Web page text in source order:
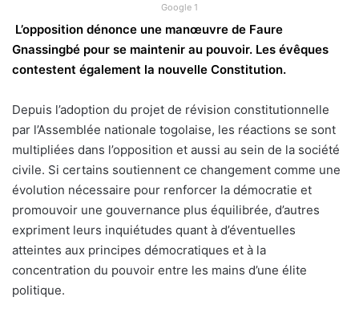
Google 1
L’opposition dénonce une manœuvre de Faure
Gnassingbé pour se maintenir au pouvoir. Les évêques
contestent également la nouvelle Constitution.
Depuis l’adoption du projet de révision constitutionnelle
par l’Assemblée nationale togolaise, les réactions se sont
multipliées dans l’opposition et aussi au sein de la société
civile. Si certains soutiennent ce changement comme une
évolution nécessaire pour renforcer la démocratie et
promouvoir une gouvernance plus équilibrée, d’autres
expriment leurs inquiétudes quant à d’éventuelles
atteintes aux principes démocratiques et à la
concentration du pouvoir entre les mains d’une élite
politique.